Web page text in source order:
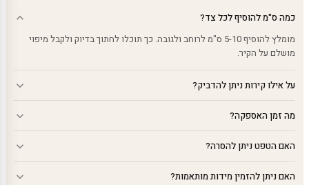
כמה ס"מ להוסיף לכל צד?
מומלץ להוסיף 5-10 ס"מ לרוחב ולגובה. כך תוכלו לחתוך בדיוק ולקבל מיפוי
מושלם על הקיר.
על אילו קירות ניתן להדביק?
מה זמן האספקה?
האם הטפט ניתן להסרה?
האם ניתן להזמין מידות מותאמות?